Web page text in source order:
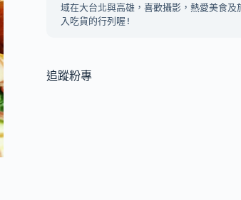
域在大台北與高雄，喜歡攝影，熱愛美食及
入吃貨的行列喔!
追蹤粉專